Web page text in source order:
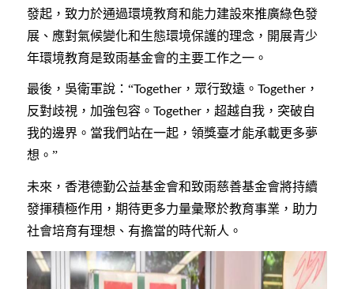
發起，致力於通過環境教育和能力建設來推廣綠色發
展、應對氣候變化和生態環境保護的理念，開展青少
年環境教育是致雨基金會的主要工作之一。
最後，吳衛軍說：“Together ，眾行致遠。Together ，
反對歧視，加強包容。Together ，超越自我，突破自
我的邊界。當我們站在一起，領獎臺才能承載更多夢
想。”
未來，香港德勤公益基金會和致雨慈善基金會將持續
發揮積極作用，期待更多力量彙聚於教育事業，助力
社會培育有理想、有擔當的時代新人。